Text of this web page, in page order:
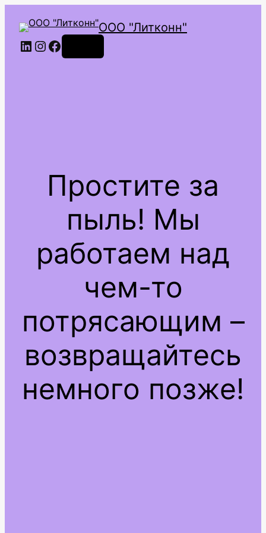
ООО "Литконн"
LinkedIn
Instagram
Facebook
Простите за
пыль! Мы
работаем над
чем-то
потрясающим –
возвращайтесь
немного позже!